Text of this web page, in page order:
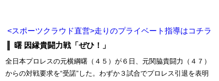
<スポーツクラウド直営>走りのプライベート指導はコチラ
曙 因縁貴闘力戦「ぜひ！」
全日本プロレスの元横綱曙（４５）が６日、元関脇貴闘力（４７）
からの対戦要求を“受諾”した。わずか３試合でプロレス引退を表明